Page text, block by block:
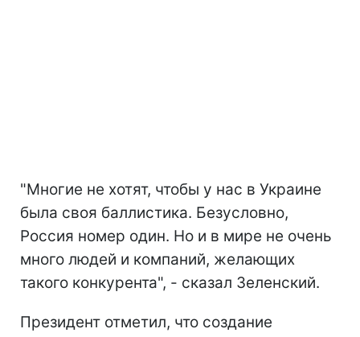
"Многие не хотят, чтобы у нас в Украине
была своя баллистика. Безусловно,
Россия номер один. Но и в мире не очень
много людей и компаний, желающих
такого конкурента", - сказал Зеленский.
Президент отметил, что создание